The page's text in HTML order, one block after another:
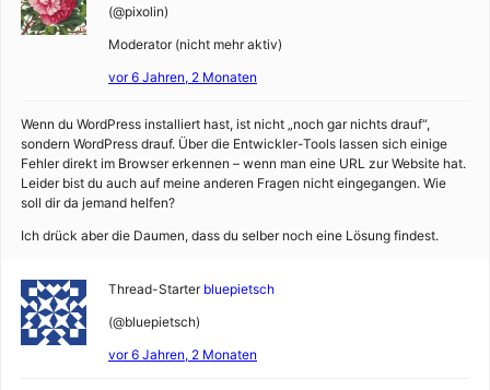
(@pixolin)
Moderator (nicht mehr aktiv)
vor 6 Jahren, 2 Monaten
Wenn du WordPress installiert hast, ist nicht „noch gar nichts drauf“,
sondern WordPress drauf. Über die Entwickler-Tools lassen sich einige
Fehler direkt im Browser erkennen – wenn man eine URL zur Website hat.
Leider bist du auch auf meine anderen Fragen nicht eingegangen. Wie
soll dir da jemand helfen?
Ich drück aber die Daumen, dass du selber noch eine Lösung findest.
Thread-Starter bluepietsch
(@bluepietsch)
vor 6 Jahren, 2 Monaten